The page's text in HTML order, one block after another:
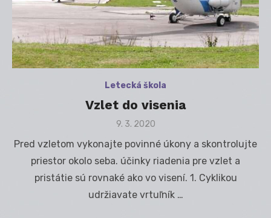
Letecká škola
Vzlet do visenia
Posted
9. 3. 2020
Pred vzletom vykonajte povinné úkony a skontrolujte
priestor okolo seba. účinky riadenia pre vzlet a
pristátie sú rovnaké ako vo visení. 1. Cyklikou
udržiavate vrtuľník …